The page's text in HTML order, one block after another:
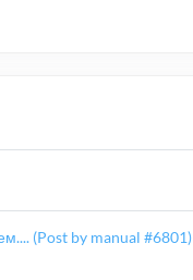
(Post by manual #6801)